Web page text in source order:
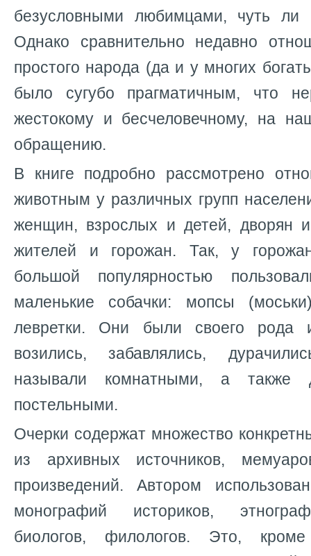
безусловными любимцами, чуть
Однако сравнительно недавно
простого народа (да и у многих
было сугубо прагматичным, что
жестокому и бесчеловечному, на
обращению.
В книге подробно рассмотрено
животным у различных групп
женщин, взрослых и детей, дворян и
жителей и горожан. Так, у
большой популярностью
маленькие собачки: мопсы
левретки. Они были своего рода
возились, забавлялись,
называли комнатными, а также
постельными.
Очерки содержат множество
из архивных источников,
произведений. Автором
монографий историков,
биологов, филологов. Это,